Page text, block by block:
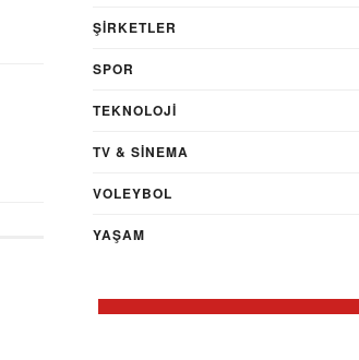
ŞIRKETLER
SPOR
TEKNOLOJİ
TV & SINEMA
VOLEYBOL
YAŞAM